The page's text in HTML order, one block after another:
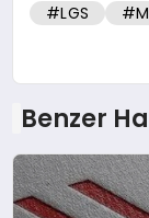
#LGS
Benzer